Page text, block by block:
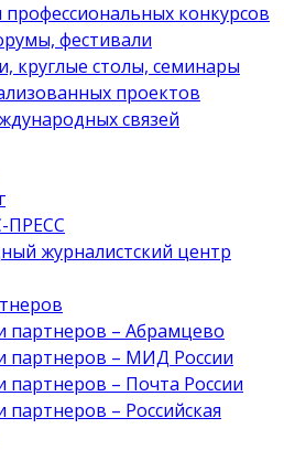
конкурсов
фестивали
круглые столы, семинары
проектов
связей
ПРЕСС
журналистский центр
партнеров – Абрамцево
партнеров – МИД России
партнеров – Почта России
партнеров – Российская